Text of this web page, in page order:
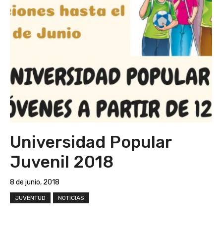
Universidad Popular
Juvenil 2018
8 de junio, 2018
JUVENTUD NOTICIAS